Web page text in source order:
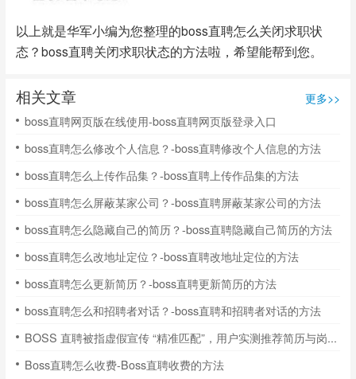
以上就是华军小编为您整理的boss直聘怎么关闭求职状
态？boss直聘关闭求职状态的方法啦，希望能帮到您。
相关文章
更多>>
boss直聘网页版在线使用-boss直聘网页版登录入口
boss直聘怎么修改个人信息？-boss直聘修改个人信息的方法
boss直聘怎么上传作品集？-boss直聘上传作品集的方法
boss直聘怎么屏蔽某家公司？-boss直聘屏蔽某家公司的方法
boss直聘怎么隐藏自己的简历？-boss直聘隐藏自己简历的方法
boss直聘怎么改地址定位？-boss直聘改地址定位的方法
boss直聘怎么更新简历？-boss直聘更新简历的方法
boss直聘怎么和招聘者对话？-boss直聘和招聘者对话的方法
BOSS 直聘被指虚假宣传 “精准匹配”，用户实测推荐简历与岗位要求偏差超 60%
Boss直聘怎么收费-Boss直聘收费的方法